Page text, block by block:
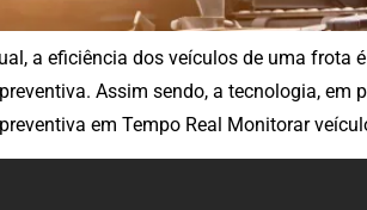
a eficiência dos veículos de uma frota
Assim sendo, a tecnologia,
em Tempo Real Monitorar